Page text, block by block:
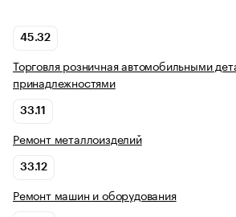
45.32
Торговля розничная автомобильными
принадлежностями
33.11
Ремонт металлоизделий
33.12
Ремонт машин и оборудования